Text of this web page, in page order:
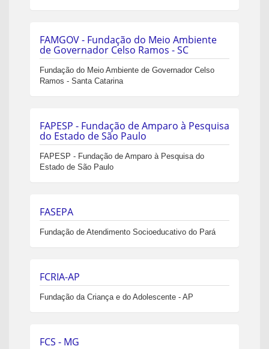
FAMGOV - Fundação do Meio Ambiente
de Governador Celso Ramos - SC
Fundação do Meio Ambiente de Governador Celso
Ramos - Santa Catarina
FAPESP - Fundação de Amparo à Pesquisa
do Estado de São Paulo
FAPESP - Fundação de Amparo à Pesquisa do
Estado de São Paulo
FASEPA
Fundação de Atendimento Socioeducativo do Pará
FCRIA-AP
Fundação da Criança e do Adolescente - AP
FCS - MG